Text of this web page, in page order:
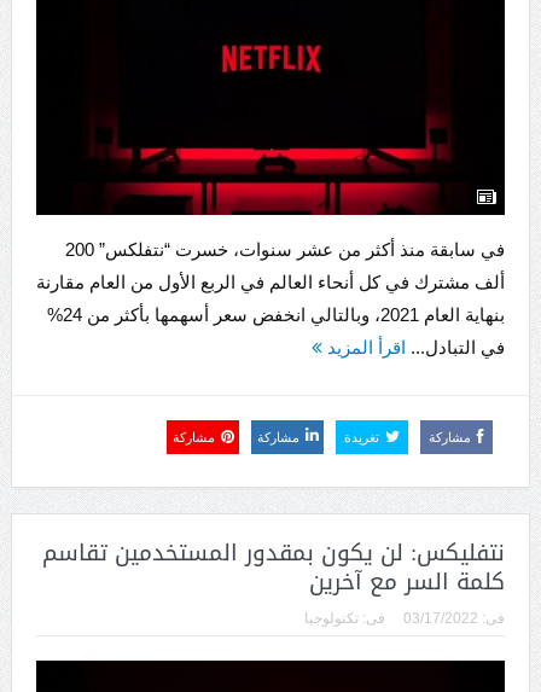
في سابقة منذ أكثر من عشر سنوات، خسرت “نتفلكس” 200
ألف مشترك في كل أنحاء العالم في الربع الأول من العام مقارنة
بنهاية العام 2021، وبالتالي انخفض سعر أسهمها بأكثر من 24%
في التبادل... اقرأ المزيد
مشاركة تغريدة مشاركة مشاركة
نتفليكس: لن يكون بمقدور المستخدمين تقاسم
كلمة السر مع آخرين
فى: 03/17/2022 فى: تكنولوجيا